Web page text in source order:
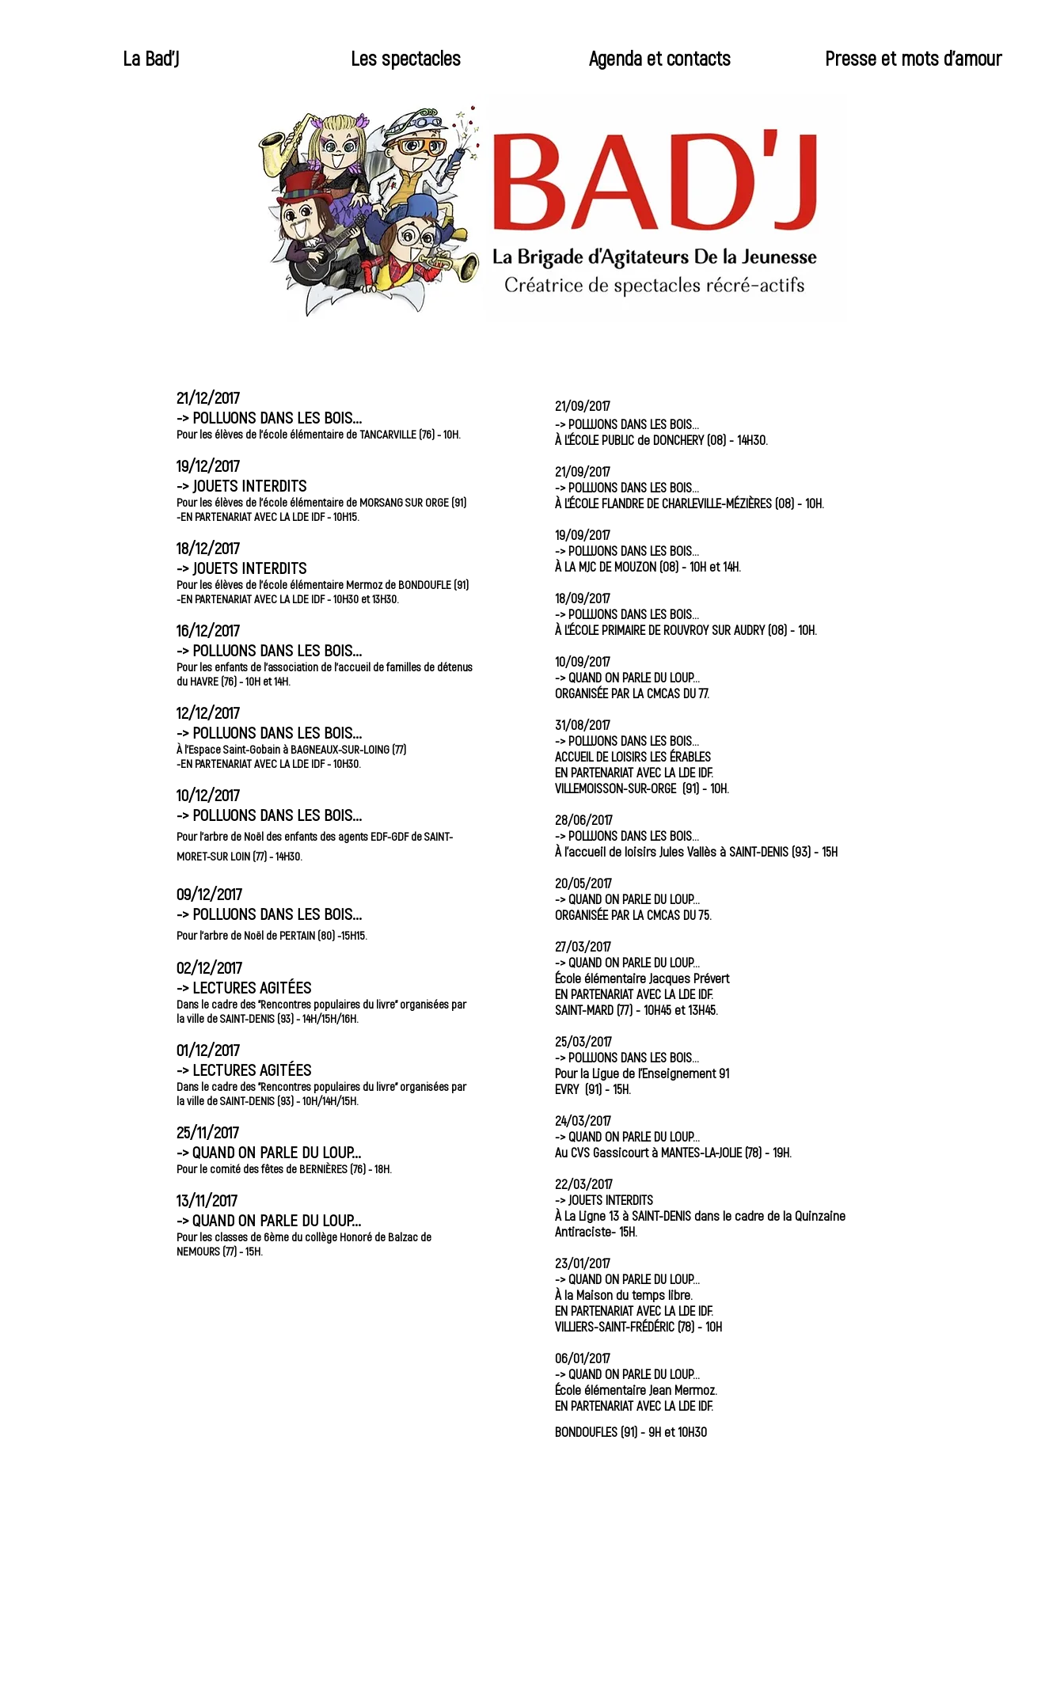
La Bad'J Les spectacles Agenda et contacts Presse et mots d'amour
21/12/2017
-> POLLUONS DANS LES BOIS...
Pour les élèves de l'école élémentaire de TANCARVILLE (76) - 10H.
19/12/2017
-> JOUETS INTERDITS
Pour les élèves de l'école élémentaire de MORSANG SUR ORGE (91)
-EN PARTENARIAT AVEC LA LDE IDF - 10H15.
18/12/2017
-> JOUETS INTERDITS
Pour les élèves de l'école élémentaire Mermoz de BONDOUFLE (91)
-EN PARTENARIAT AVEC LA LDE IDF - 10H30 et 13H30.
16/12/2017
-> POLLUONS DANS LES BOIS...
Pour les enfants de l'association de l'accueil de familles de détenus
du HAVRE (76) - 10H et 14H.
12/12/2017
-> POLLUONS DANS LES BOIS...
À l'Espace Saint-Gobain à BAGNEAUX-SUR-LOING (77)
-EN PARTENARIAT AVEC LA LDE IDF - 10H30.
10/12/2017
-> POLLUONS DANS LES BOIS...
Pour l'arbre de Noël des enfants des agents EDF-GDF de SAINT-
MORET-SUR LOIN (77) - 14H30.
09/12/2017
-> POLLUONS DANS LES BOIS...
Pour l'arbre de Noël de PERTAIN (80) -15H15.
02/12/2017
-> LECTURES AGITÉES
Dans le cadre des "Rencontres populaires du livre" organisées par
la ville de SAINT-DENIS (93) - 14H/15H/16H.
01/12/2017
-> LECTURES AGITÉES
Dans le cadre des "Rencontres populaires du livre" organisées par
la ville de SAINT-DENIS (93) - 10H/14H/15H.
25/11/2017
->QUAND ON PARLE DU LOUP...
Pour le comité des fêtes de BERNIÈRES (76) - 18H.
13/11/2017
->QUAND ON PARLE DU LOUP...
Pour les classes de 6ème du collège Honoré de Balzac de
NEMOURS (77) - 15H.
21/09/2017
-> POLLUONS DANS LES BOIS…
À L’ÉCOLE PUBLIC de DONCHERY (08) - 14H30.
21/09/2017
-> POLLUONS DANS LES BOIS…
À L’ÉCOLE FLANDRE DE CHARLEVILLE-MÉZIÈRES (08) - 10H.
19/09/2017
-> POLLUONS DANS LES BOIS…
À LA MJC DE MOUZON (08) - 10H et 14H.
18/09/2017
-> POLLUONS DANS LES BOIS…
À L’ÉCOLE PRIMAIRE DE ROUVROY SUR AUDRY (08) - 10H.
10/09/2017
-> QUAND ON PARLE DU LOUP...
ORGANISÉE PAR LA CMCAS DU 77.
31/08/2017
-> POLLUONS DANS LES BOIS…
ACCUEIL DE LOISIRS LES ÉRABLES
EN PARTENARIAT AVEC LA LDE IDF.
VILLEMOISSON-SUR-ORGE (91) - 10H.
28/06/2017
-> POLLUONS DANS LES BOIS…
À l'accueil de loisirs Jules Vallès à SAINT-DENIS (93) - 15H
20/05/2017
-> QUAND ON PARLE DU LOUP...
ORGANISÉE PAR LA CMCAS DU 75.
27/03/2017
-> QUAND ON PARLE DU LOUP...
École élémentaire Jacques Prévert
EN PARTENARIAT AVEC LA LDE IDF.
SAINT-MARD (77) - 10H45 et 13H45.
25/03/2017
-> POLLUONS DANS LES BOIS…
Pour la Ligue de l'Enseignement 91
EVRY (91) - 15H.
24/03/2017
-> QUAND ON PARLE DU LOUP...
Au CVS Gassicourt à MANTES-LA-JOLIE (78) - 19H.
22/03/2017
-> JOUETS INTERDITS
À La Ligne 13 à SAINT-DENIS dans le cadre de la Quinzaine
Antiraciste- 15H.
23/01/2017
-> QUAND ON PARLE DU LOUP...
À la Maison du temps libre.
EN PARTENARIAT AVEC LA LDE IDF.
VILLIERS-SAINT-FRÉDÉRIC (78) - 10H
06/01/2017
-> QUAND ON PARLE DU LOUP...
École élémentaire Jean Mermoz.
EN PARTENARIAT AVEC LA LDE IDF.
BONDOUFLES (91) - 9H et 10H30